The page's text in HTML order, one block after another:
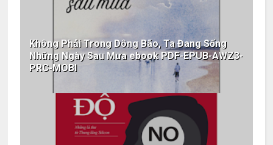
Không Phải Trong Dông Bão, Ta Đang Sống
Những Ngày Sau Mưa ebook PDF-EPUB-AWZ3-
PRC-MOBI